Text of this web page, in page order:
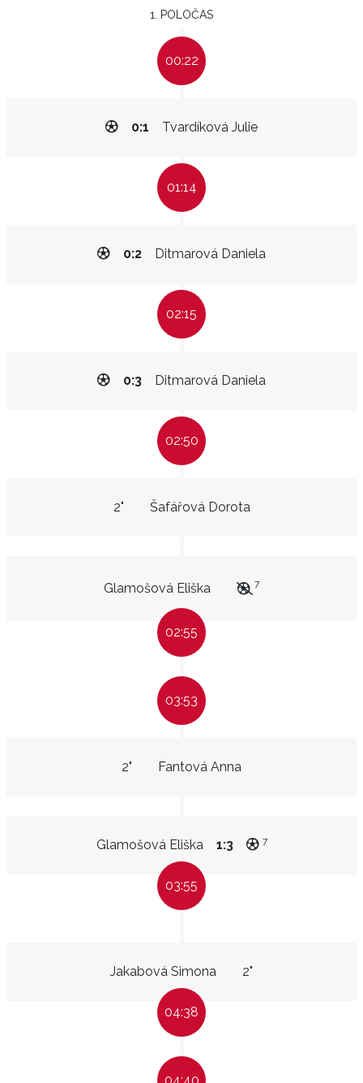
1. POLOČAS
00:22
Tvardíková Julie
0:1
01:14
Ditmarová Daniela
0:2
02:15
Ditmarová Daniela
0:3
02:50
Šafářová Dorota
2"
Glamošová Eliška 7
02:55
03:53
Fantová Anna
2"
Glamošová Eliška 1:3 7
03:55
Jakabová Simona 2"
04:38